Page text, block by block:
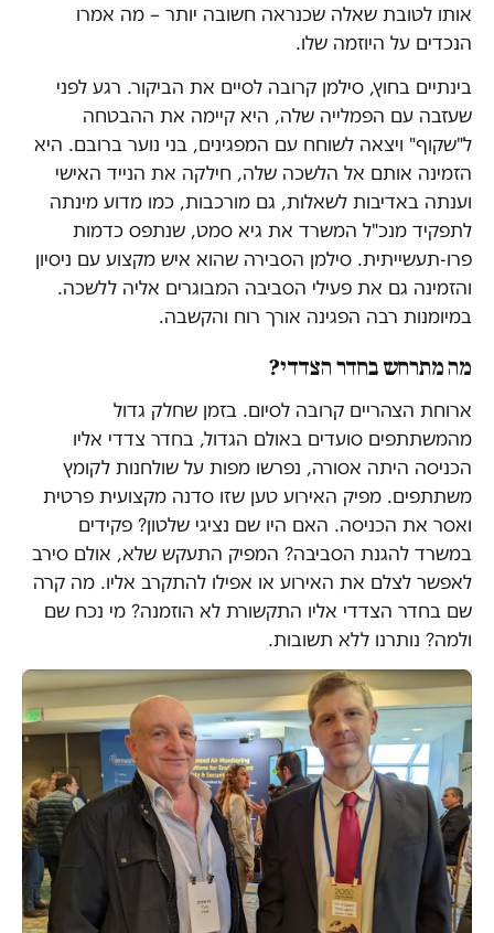
אותו לטובת שאלה שכנראה חשובה יותר – מה אמרו
הנכדים על היוזמה שלו.
בינתיים בחוץ, סילמן קרובה לסיים את הביקור. רגע לפני
שעזבה עם הפמלייה שלה, היא קיימה את ההבטחה
ל"שקוף" ויצאה לשוחח עם המפגינים, בני נוער ברובם. היא
הזמינה אותם אל הלשכה שלה, חילקה את הנייד האישי
וענתה באדיבות לשאלות, גם מורכבות, כמו מדוע מינתה
לתפקיד מנכ"ל המשרד את גיא סמט, שנתפס כדמות
פרו-תעשייתית. סילמן הסבירה שהוא איש מקצוע עם ניסיון
והזמינה גם את פעילי הסביבה המבוגרים אליה ללשכה.
במיומנות רבה הפגינה אורך רוח והקשבה.
מה מתרחש בחדר הצדדי?
ארוחת הצהריים קרובה לסיום. בזמן שחלק גדול
מהמשתתפים סועדים באולם הגדול, בחדר צדדי אליו
הכניסה היתה אסורה, נפרשו מפות על שולחנות לקומץ
משתתפים. מפיק האירוע טען שזו סדנה מקצועית פרטית
ואסר את הכניסה. האם היו שם נציגי שלטון? פקידים
במשרד להגנת הסביבה? המפיק התעקש שלא, אולם סירב
לאפשר לצלם את האירוע או אפילו להתקרב אליו. מה קרה
שם בחדר הצדדי אליו התקשורת לא הוזמנה? מי נכח שם
ולמה? נותרנו ללא תשובות.